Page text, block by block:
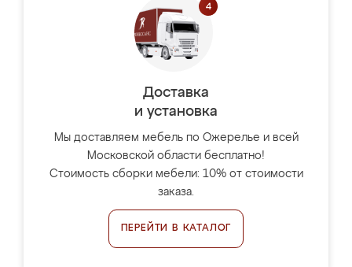
Доставка
и установка
Мы доставляем мебель по Ожерелье и всей
Московской области бесплатно!
Стоимость сборки мебели: 10% от стоимости
заказа.
ПЕРЕЙТИ В КАТАЛОГ